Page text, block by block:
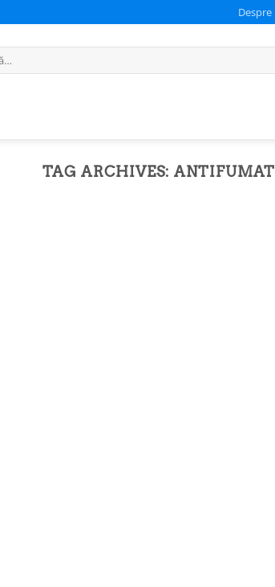
Despre
TAG ARCHIVES:ANTIFUMAT